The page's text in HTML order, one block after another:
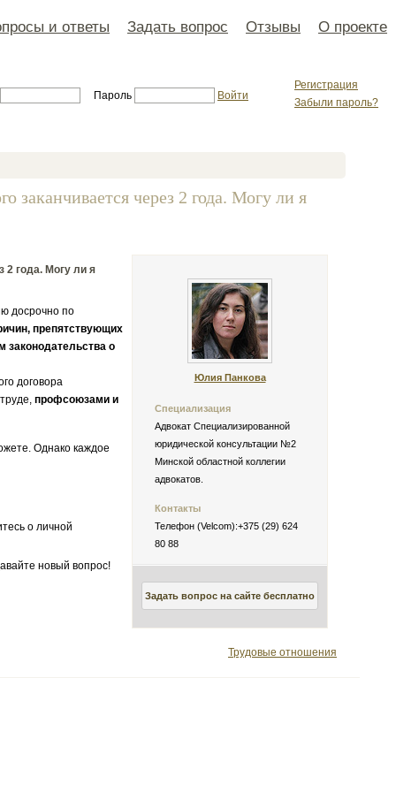
и ответы Задать вопрос Отзывы О проекте
Регистрация
Забыли пароль?
Пароль Войти
заканчивается через 2 года. Могу ли я
Юлия Панкова
Специализация
Адвокат Специализированной
юридической консультации №2
Минской областной коллегии
адвокатов.
Контакты
Телефон (Velcom):+375 (29) 624
80 88
Задать вопрос на сайте бесплатно
2 года. Могу ли я
досрочно по
препятствующих
законодательства о
договора
профсоюзами и
Однако каждое
о личной
новый вопрос!
Трудовые отношения